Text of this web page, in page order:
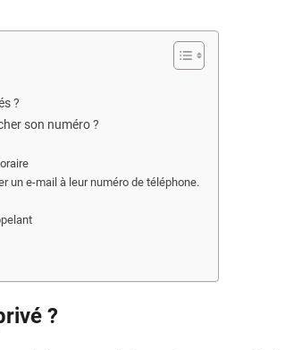
?
son numéro ?
un e-mail à leur numéro de téléphone.
?